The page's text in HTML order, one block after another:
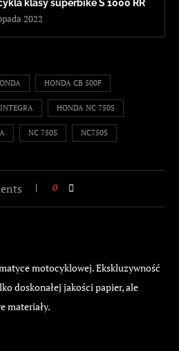
klasy superbike S 1000 RR
2022
HONDA CB 500F
HONDA NC 750S
NC 750S NC750S
0
motocyklowej. Ekskluzywność
doskonałej jakości papier, ale
materiały.